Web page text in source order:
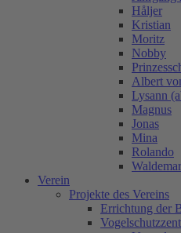
Håljer
Kristian
Moritz
Nobby
Albert
Lysann
Magnus
Jonas
Mina
Rolando
Waldemar
Verein
Projekte des Vereins
Errichtung der